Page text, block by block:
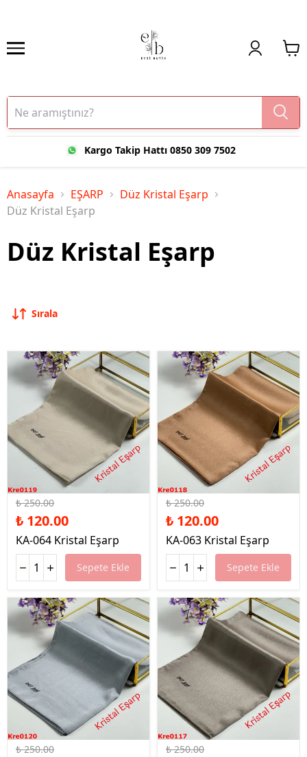
Kargo Takip Hattı 0850 309 7502
Anasayfa EŞARP
Düz Kristal Eşarp
Düz Kristal Eşarp
Düz Kristal Eşarp
Sırala
%52 İndirim
₺ 250.00
₺ 120.00
KA-064 Kristal Eşarp
Sepete Ekle
%52 İndirim
₺ 250.00
₺ 120.00
KA-063 Kristal Eşarp
Sepete Ekle
%52 İndirim
₺ 250.00
%52 İndirim
₺ 250.00